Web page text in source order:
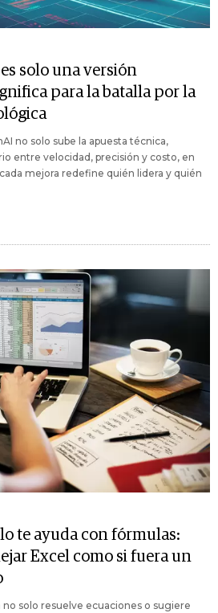
solo una versión
para la batalla por la
no solo sube la apuesta técnica,
entre velocidad, precisión y costo, en
mejora redefine quién lidera y quién
te ayuda con fórmulas:
Excel como si fuera un
solo resuelve ecuaciones o sugiere